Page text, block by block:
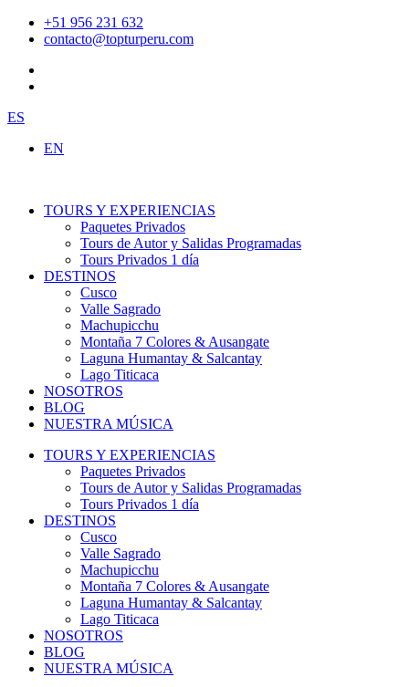
+51 956 231 632
contacto@topturperu.com
ES
EN
TOURS Y EXPERIENCIAS
Paquetes Privados
Tours de Autor y Salidas Programadas
Tours Privados 1 día
DESTINOS
Cusco
Valle Sagrado
Machupicchu
Montaña 7 Colores & Ausangate
Laguna Humantay & Salcantay
Lago Titicaca
NOSOTROS
BLOG
NUESTRA MÚSICA
TOURS Y EXPERIENCIAS
Paquetes Privados
Tours de Autor y Salidas Programadas
Tours Privados 1 día
DESTINOS
Cusco
Valle Sagrado
Machupicchu
Montaña 7 Colores & Ausangate
Laguna Humantay & Salcantay
Lago Titicaca
NOSOTROS
BLOG
NUESTRA MÚSICA